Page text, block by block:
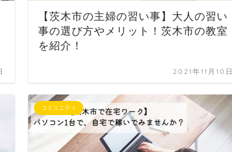
【茨木市の主婦の習い事】大人の習い
事の選び方やメリット！茨木市の教室
を紹介！
2021年11月10日
コミュニティ